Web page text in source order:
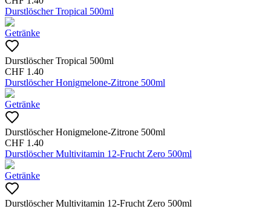
Durstlöscher Tropical 500ml
Getränke
Durstlöscher Tropical 500ml
CHF 1.40
Durstlöscher Honigmelone-Zitrone 500ml
Getränke
Durstlöscher Honigmelone-Zitrone 500ml
CHF 1.40
Durstlöscher Multivitamin 12-Frucht Zero 500ml
Getränke
Durstlöscher Multivitamin 12-Frucht Zero 500ml